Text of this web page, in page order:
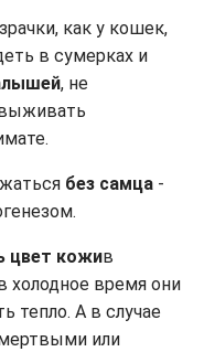
как у кошек,
в сумерках и
, не
без самца -
цвет кожив
холодное время они
тепло. А в случае
или